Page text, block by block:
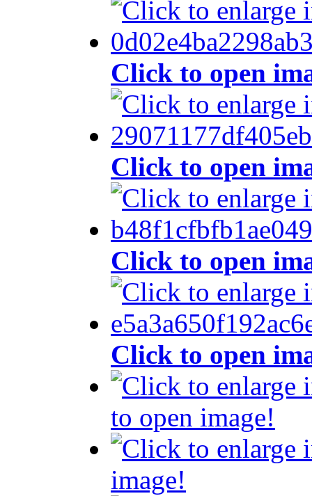
Click to open
Click to open
Click to open
Click to open
to open image!
image!